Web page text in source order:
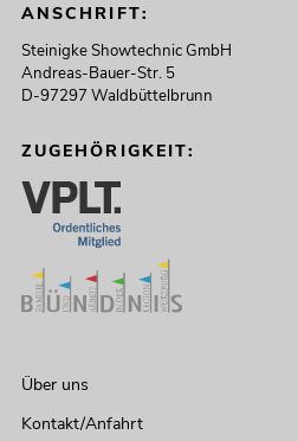
ANSCHRIFT:
Steinigke Showtechnic GmbH
Andreas-Bauer-Str. 5
D-97297 Waldbüttelbrunn
ZUGEHÖRIGKEIT:
Über uns
Kontakt/Anfahrt